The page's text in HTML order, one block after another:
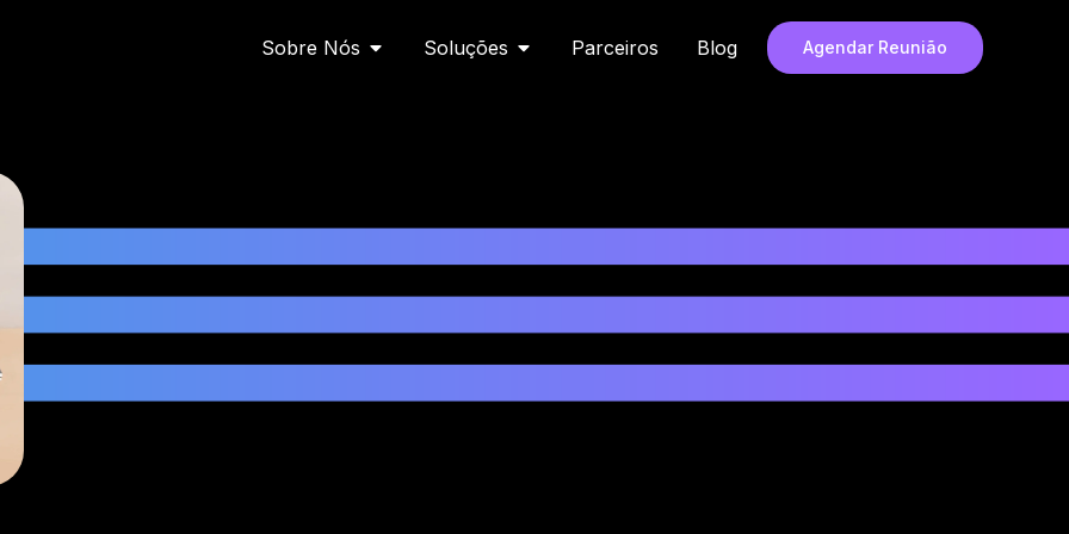
Sobre Nós Abrir Sobre Nós
Soluções Abrir Soluções
Parceiros Blog Agendar Reunião